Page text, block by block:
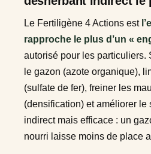
Le Fertiligène 4 Actions est
rapproche le plus d’un «
autorisé pour les particuliers.
le gazon (azote organique),
(sulfate de fer), freiner les
(densification) et améliorer le
indirect mais efficace : un
nourri laisse moins de place